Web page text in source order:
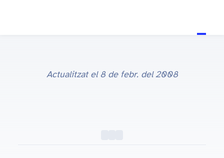
Actualitzat el 8 de febr. del 2008